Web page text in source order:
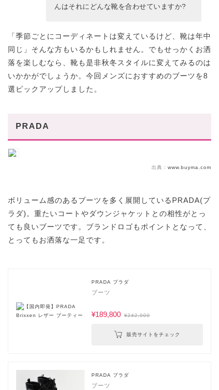
んはそれにどんな靴を合わせていますか?
「季節ごとにコーディネートは変えているけど、靴は年中
同じ」そんな方もいるかもしれません。でもせっかくお洒
落を楽しむなら、靴も是非秋冬スタイルに変えてみるのは
いかかがでしょうか。今回メンズにおすすめのブーツを8
選ピックアップしました。
PRADA
出典： www.buyma.com
ボリューム感のあるブーツを多く展開しているPRADA(プ
ラダ)。重たいコートやダウンジャケットとの相性がとっ
ても良いブーツです。ブランドロゴもポイントとなって、
とってもお洒落な一足です。
PRADA プラダ
ブーツ
¥189,800 ¥242,000
販売サイトをチェック
PRADA プラダ
ブーツ